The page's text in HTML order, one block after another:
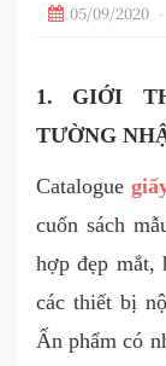
05/09/2020
1. GIỚI
TƯỜNG
Catalogue
cuốn sách
hợp đẹp mắt,
các thiết bị
Ấn phẩm có